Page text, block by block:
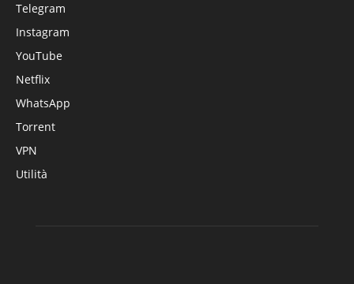
Telegram
Instagram
YouTube
Netflix
WhatsApp
Torrent
VPN
Utilità